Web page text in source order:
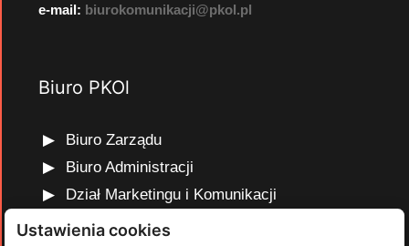
e-mail: biurokomunikacji@pkol.pl
Biuro PKOl
Biuro Zarządu
Biuro Administracji
Dział Marketingu i Komunikacji
Dział Edukacji Olimpijskiej
Ustawienia cookies